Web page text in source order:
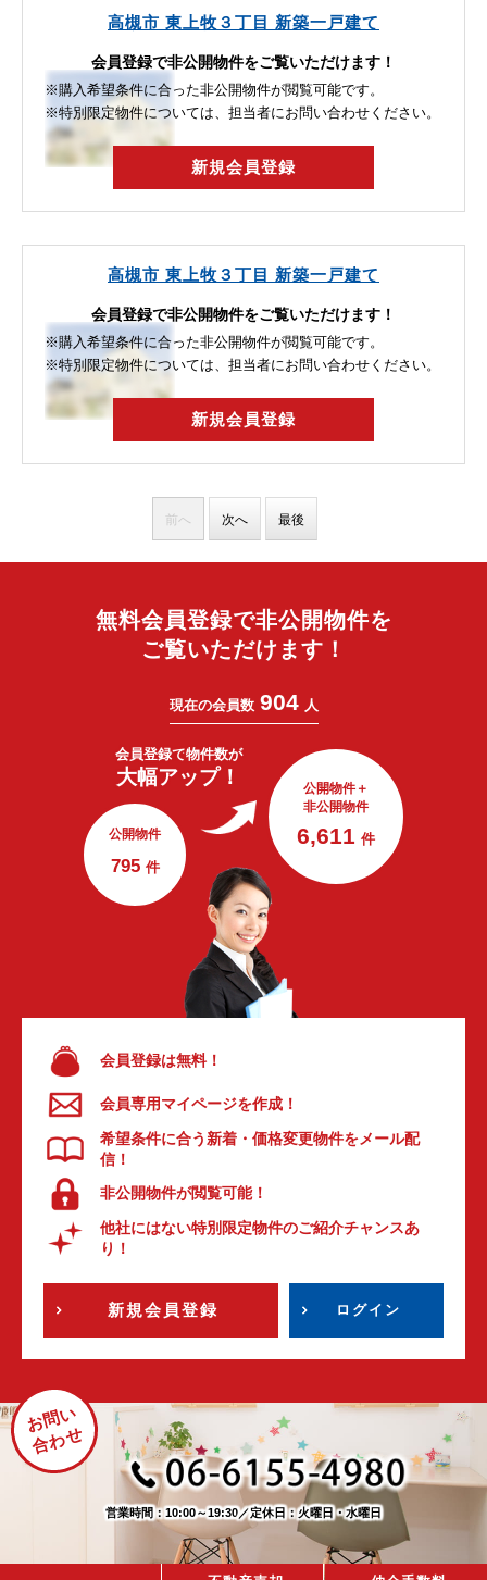
高槻市 東上牧３丁目 新築一戸建て
会員登録で非公開物件をご覧いただけます！
※購入希望条件に合った非公開物件が閲覧可能です。
※特別限定物件については、担当者にお問い合わせください。
新規会員登録
高槻市 東上牧３丁目 新築一戸建て
会員登録で非公開物件をご覧いただけます！
※購入希望条件に合った非公開物件が閲覧可能です。
※特別限定物件については、担当者にお問い合わせください。
新規会員登録
前へ 次へ 最後
無料会員登録で非公開物件を
ご覧いただけます！
現在の会員数 904 人
会員登録で物件数が
大幅アップ！
公開物件
795 件
公開物件＋
非公開物件
6,611 件
会員登録は無料！
会員専用マイページを作成！
希望条件に合う新着・価格変更物件をメール配
信！
非公開物件が閲覧可能！
他社にはない特別限定物件のご紹介チャンスあ
り！
新規会員登録 ログイン
お問い
合わせ
営業時間：10:00～19:30／定休日：火曜日・水曜日